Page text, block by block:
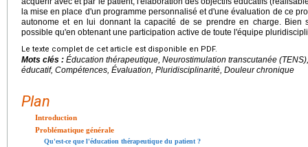
la mise en place d'un programme personnalisé et d'une évaluation de ce
autonome et en lui donnant la capacité de se prendre en charge. Bien
possible qu'en obtenant une participation active de toute l'équipe
Le texte complet de cet article est disponible en PDF.
Mots clés : Éducation thérapeutique, Neurostimulation transcutanée
éducatif, Compétences, Évaluation, Pluridisciplinarité, Douleur chronique
Plan
Introduction
Problématique générale
Qu'est-ce que l'éducation thérapeutique du patient ?